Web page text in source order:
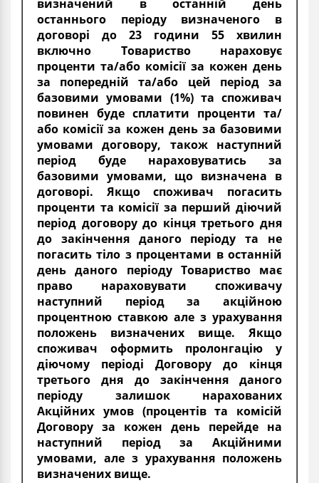
визначений в останній день
останнього періоду визначеного в
договорі до 23 години 55 хвилин
включно Товариство нараховує
проценти та/або комісії за кожен день
за попередній та/або цей період за
базовими умовами (1%) та споживач
повинен буде сплатити проценти та/
або комісії за кожен день за базовими
умовами договору, також наступний
період буде нараховуватись за
базовими умовами, що визначена в
договорі. Якщо споживач погасить
проценти та комісії за перший діючий
період договору до кінця третього дня
до закінчення даного періоду та не
погасить тіло з процентами в останній
день даного періоду Товариство має
право нараховувати споживачу
наступний період за акційною
процентною ставкою але з урахування
положень визначених вище. Якщо
споживач оформить пролонгацію у
діючому періоді Договору до кінця
третього дня до закінчення даного
періоду залишок нарахованих
Акційних умов (процентів та комісій
Договору за кожен день перейде на
наступний період за Акційними
умовами, але з урахування положень
визначених вище.